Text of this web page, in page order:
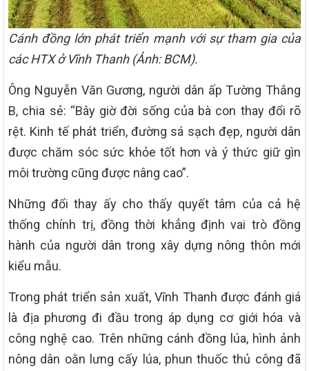
Cánh đồng lớn phát triển mạnh với sự tham gia của
các HTX ở Vĩnh Thanh (Ảnh: BCM).
Ông Nguyễn Văn Gương, người dân ấp Tường Thắng
B, chia sẻ: “Bây giờ đời sống của bà con thay đổi rõ
rệt. Kinh tế phát triển, đường sá sạch đẹp, người dân
được chăm sóc sức khỏe tốt hơn và ý thức giữ gìn
môi trường cũng được nâng cao”.
Những đổi thay ấy cho thấy quyết tâm của cả hệ
thống chính trị, đồng thời khẳng định vai trò đồng
hành của người dân trong xây dựng nông thôn mới
kiểu mẫu.
Trong phát triển sản xuất, Vĩnh Thanh được đánh giá
là địa phương đi đầu trong áp dụng cơ giới hóa và
công nghệ cao. Trên những cánh đồng lúa, hình ảnh
nông dân oằn lưng cấy lúa, phun thuốc thủ công đã